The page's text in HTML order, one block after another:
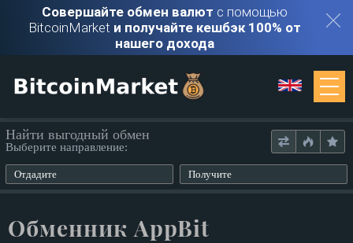
Совершайте обмен валют с помощью
BitcoinMarket и получайте кешбэк 100% от
нашего дохода
Обменники
Найти выгодный обмен
Выберите направление:
Отдадите Получите
Обменник AppBit